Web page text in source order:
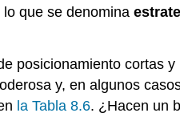
que se denomina
posicionamiento cortas
y, en algunos
la Tabla 8.6. ¿Hacen un